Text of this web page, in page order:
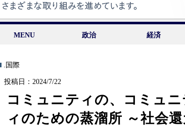
MENU 政治 経済
.国際
投稿日：2024/7/22
コミュニティの、コミュ
ィのための蒸溜所 ～社会